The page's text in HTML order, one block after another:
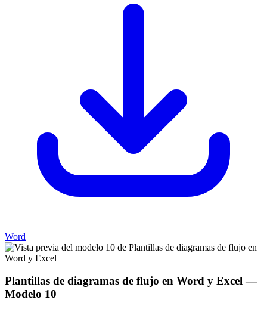
Word
Plantillas de diagramas de flujo en Word y Excel—
Modelo 10